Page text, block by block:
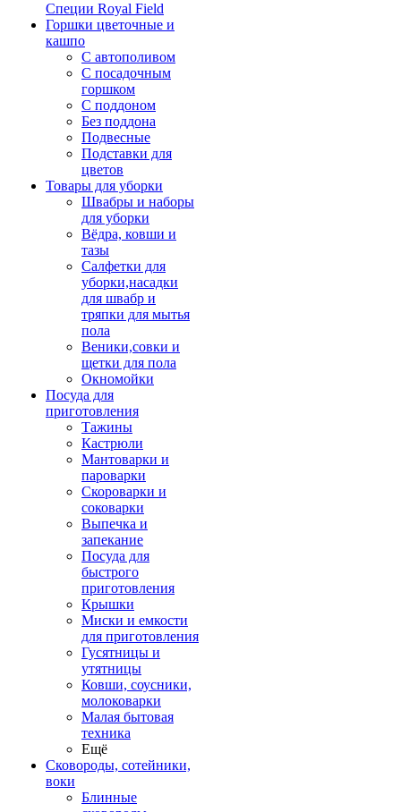
Специи Royal Field
Горшки цветочные и
кашпо
С автополивом
С посадочным
горшком
С поддоном
Без поддона
Подвесные
Подставки для
цветов
Товары для уборки
Швабры и наборы
для уборки
Вёдра, ковши и
тазы
Салфетки для
уборки,насадки
для швабр и
тряпки для мытья
пола
Веники,совки и
щетки для пола
Окномойки
Посуда для
приготовления
Тажины
Кастрюли
Мантоварки и
пароварки
Скороварки и
соковарки
Выпечка и
запекание
Посуда для
быстрого
приготовления
Крышки
Миски и емкости
для приготовления
Гусятницы и
утятницы
Ковши, соусники,
молоковарки
Малая бытовая
техника
Ещё
Сковороды, сотейники,
воки
Блинные